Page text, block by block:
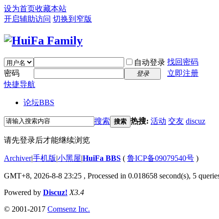
设为首页收藏本站
开启辅助访问 切换到窄版
自动登录 找回密码
密码
登录
立即注册
快捷导航
论坛BBS
搜索 搜索 热搜: 活动 交友 discuz
请先登录后才能继续浏览
Archiver|手机版|小黑屋|HuiFa BBS ( 鲁ICP备09079540号 )
GMT+8, 2026-8-8 23:25 , Processed in 0.018658 second(s), 5
Powered by Discuz! X3.4
© 2001-2017 Comsenz Inc.